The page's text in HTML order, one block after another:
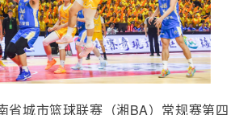
省城市篮球联赛（湘BA）常规赛第四